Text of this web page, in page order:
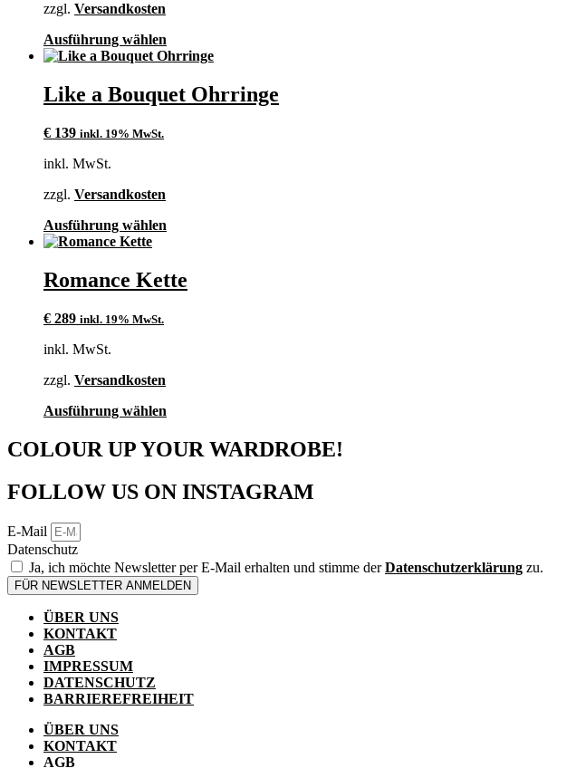
gewählt
werden
zzgl. Versandkosten
Ausführung wählen
Produkt
mehrere
Varianten
gewählt
Like a Bouquet Ohrringe
€ 139 inkl. 19% MwSt.
inkl. MwSt.
zzgl. Versandkosten
Ausführung wählen
mehrere
Varianten
gewählt
Romance Kette
€ 289 inkl. 19% MwSt.
inkl. MwSt.
zzgl. Versandkosten
Ausführung wählen
weist
mehrere
auf.
der
Produktseite
COLOUR UP YOUR WARDROBE!
FOLLOW US ON INSTAGRAM
E-Mail
Datenschutz
Ja, ich möchte Newsletter per E-Mail erhalten und stimme derDatenschutzerklärung zu.
FÜR NEWSLETTER ANMELDEN
ÜBER UNS
KONTAKT
AGB
IMPRESSUM
DATENSCHUTZ
BARRIEREFREIHEIT
ÜBER UNS
KONTAKT
AGB